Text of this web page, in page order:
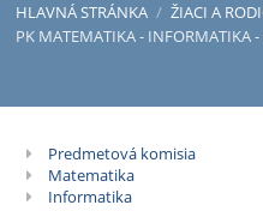
HLAVNÁ STRÁNKA / ŽIACI A
PK MATEMATIKA - INFORMATIKA -
PK
Matematika
Predmetová komisia
Matematika
Informatika